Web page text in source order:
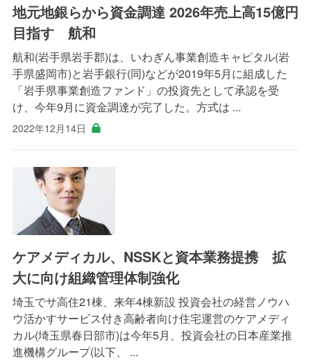
地元地銀らから資金調達 2026年売上高15億円
目指す 航和
航和(岩手県岩手郡)は、いわぎん事業創造キャピタル(岩
手県盛岡市)と岩手銀行(同)などが2019年5月に組成した
「岩手県事業創造ファンド」の投資先として承認を受
け、今年9月に資金調達が完了した。方式は ...
2022年12月14日
ケアメディカル、NSSKと資本業務提携 拡
大に向け組織管理体制強化
埼玉でサ高住21棟、来年4棟新設 投資会社の経営ノウハ
ウ活かすサービス付き高齢者向け住宅運営のケアメディ
カル(埼玉県春日部市)は今年5月、投資会社の日本産業推
進機構グループ(以下、 ...